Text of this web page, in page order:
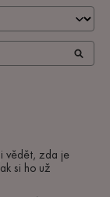
vědět, zda je
si ho už